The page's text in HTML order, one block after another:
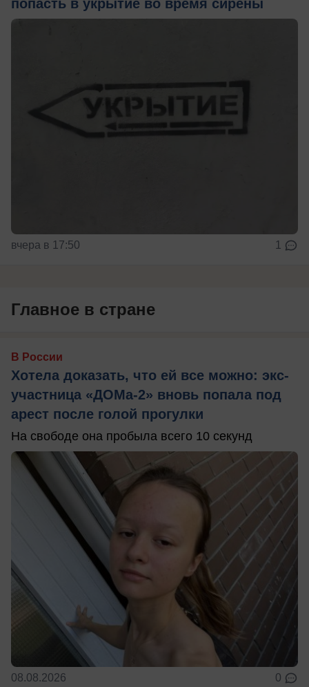
попасть в укрытие во время сирены
вчера в 17:50 1
Главное в стране
В России
Хотела доказать, что ей все можно: экс-
участница «ДОМа-2» вновь попала под
арест после голой прогулки
На свободе она пробыла всего 10 секунд
08.08.2026 0